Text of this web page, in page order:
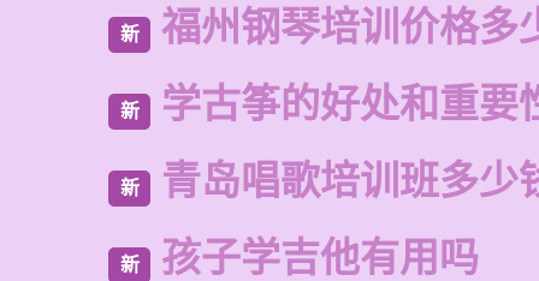
新 福州钢琴培训价格多
新 学古筝的好处和重要
新 青岛唱歌培训班多少
新 孩子学吉他有用吗